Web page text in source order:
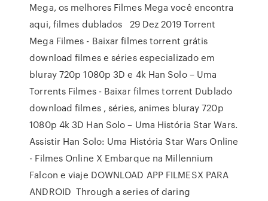
Mega, os melhores Filmes Mega você encontra
aqui, filmes dublados 29 Dez 2019 Torrent
Mega Filmes - Baixar filmes torrent grátis
download filmes e séries especializado em
bluray 720p 1080p 3D e 4k Han Solo – Uma
Torrents Filmes - Baixar filmes torrent Dublado
download filmes , séries, animes bluray 720p
1080p 4k 3D Han Solo – Uma História Star Wars.
Assistir Han Solo: Uma História Star Wars Online
- Filmes Online X Embarque na Millennium
Falcon e viaje DOWNLOAD APP FILMESX PARA
ANDROID Through a series of daring